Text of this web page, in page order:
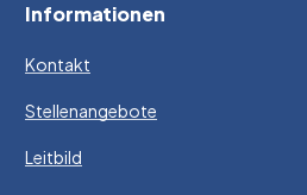
Informationen
Kontakt
Stellenangebote
Leitbild